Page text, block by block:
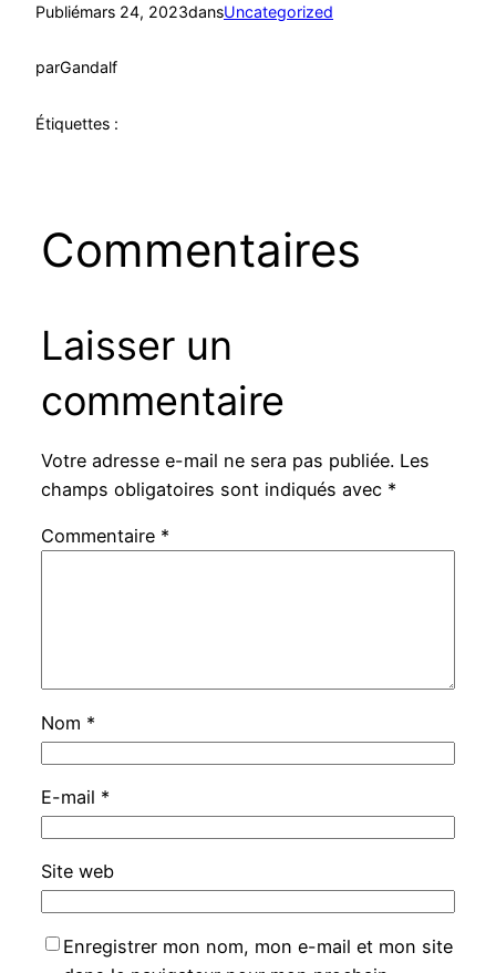
Publiémars 24, 2023dansUncategorized
parGandalf
Étiquettes :
Commentaires
Laisser un
commentaire
Votre adresse e-mail ne sera pas publiée. Les
champs obligatoires sont indiqués avec *
Commentaire *
Nom *
E-mail *
Site web
Enregistrer mon nom, mon e-mail et mon site